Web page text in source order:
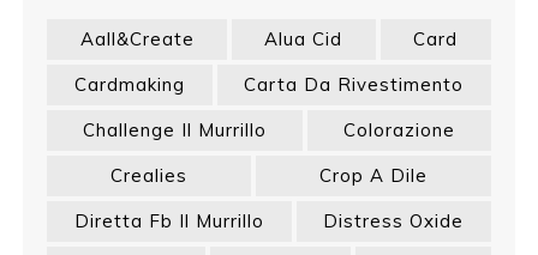
Aall&create Alua Cid
Card
Cardmaking
Carta Da Rivestimento
Challenge Il Murrillo
Colorazione
Crealies
Crop A Dile
Diretta Fb Il Murrillo
Distress Oxide